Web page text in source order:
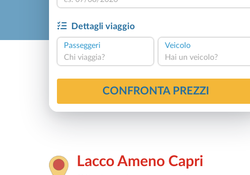
Dettagli viaggio
Passeggeri
Chi viaggia?
Veicolo
Hai un veicolo?
CONFRONTA PREZZI
Lacco Ameno Capri